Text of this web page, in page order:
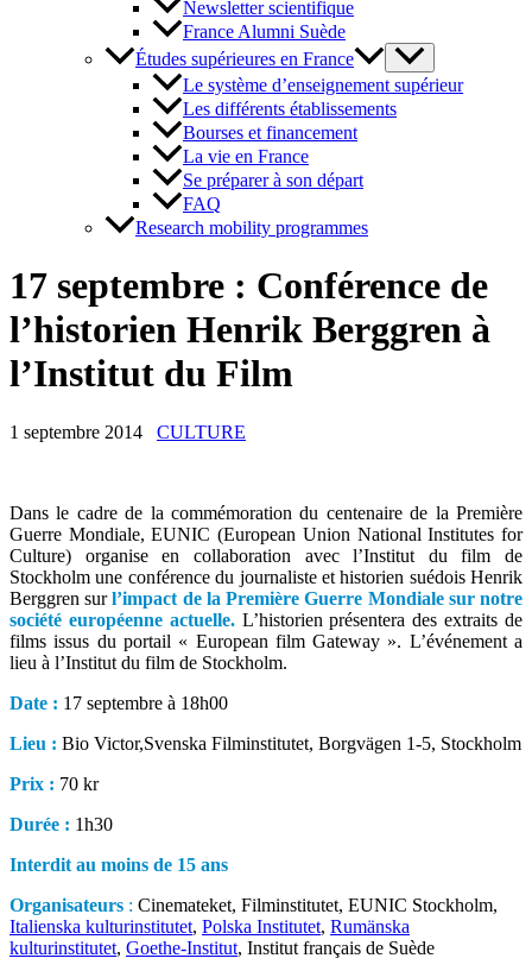
Newsletter scientifique
France Alumni Suède
Études supérieures en France
Le système d’enseignement supérieur
Les différents établissements
Bourses et financement
La vie en France
Se préparer à son départ
FAQ
Research mobility programmes
17 septembre : Conférence de
l’historien Henrik Berggren à
l’Institut du Film
1 septembre 2014 CULTURE
Dans le cadre de la commémoration du centenaire de la Première
Guerre Mondiale, EUNIC (European Union National Institutes for
Culture) organise en collaboration avec l’Institut du film de
Stockholm une conférence du journaliste et historien suédois Henrik
Berggren surl’impact de la Première Guerre Mondiale sur notre
société européenne actuelle. L’historien présentera des extraits de
films issus du portail « European film Gateway ». L’événement a
lieu à l’Institut du film de Stockholm.
Date : 17 septembre à 18h00
Lieu : Bio Victor,Svenska Filminstitutet, Borgvägen 1-5, Stockholm
Prix : 70 kr
Durée : 1h30
Interdit au moins de 15 ans
Organisateurs : Cinemateket, Filminstitutet, EUNIC Stockholm,
Italienska kulturinstitutet, Polska Institutet, Rumänska
kulturinstitutet, Goethe-Institut, Institut français de Suède